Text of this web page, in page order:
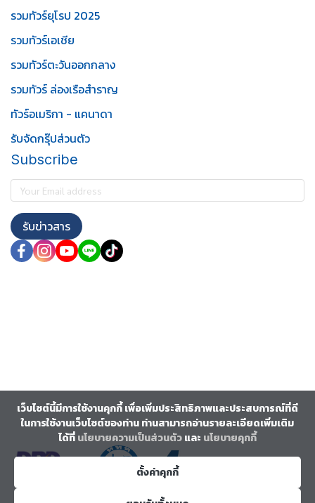
รวมทัวร์ยุโรป 2025
รวมทัวร์เอเชีย
รวมทัวร์ตะวันออกกลาง
รวมทัวร์ ล่องเรือสำราญ
ทัวร์อเมริกา - แคนาดา
รับจัดกรุ๊ปส่วนตัว
Subscribe
รับข่าวสาร
เว็บไซต์นี้มีการใช้งานคุกกี้ เพื่อเพิ่มประสิทธิภาพและประสบการณ์ที่ดี
ในการใช้งานเว็บไซต์ของท่าน ท่านสามารถอ่านรายละเอียดเพิ่มเติม
ได้ที่นโยบายความเป็นส่วนตัวและ นโยบายคุกกี้
ตั้งค่าคุกกี้